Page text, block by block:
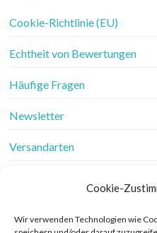
Cookie-
Wir verwenden Technologien wie
Cookie-Richtlinie (EU)
Echtheit von Bewertungen
Häufige Fragen
Newsletter
Versandarten